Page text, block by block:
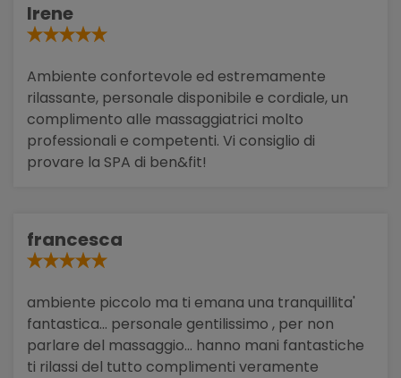
Irene
Ambiente confortevole ed estremamente
rilassante, personale disponibile e cordiale, un
complimento alle massaggiatrici molto
professionali e competenti. Vi consiglio di
provare la SPA di ben&fit!
francesca
ambiente piccolo ma ti emana una tranquillita'
fantastica... personale gentilissimo , per non
parlare del massaggio... hanno mani fantastiche
ti rilassi del tutto complimenti veramente